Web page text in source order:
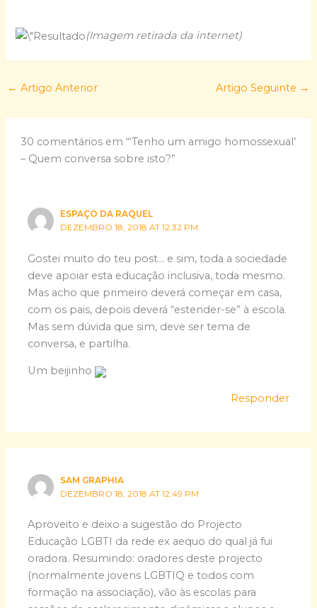
(Imagem retirada da internet)
← Artigo Anterior Artigo Seguinte →
30 comentários em “‘Tenho um amigo homossexual’
– Quem conversa sobre isto?”
ESPAÇO DA RAQUEL
DEZEMBRO 18, 2018 AT 12:32 PM
Gostei muito do teu post… e sim, toda a sociedade
deve apoiar esta educação inclusiva, toda mesmo.
Mas acho que primeiro deverá começar em casa,
com os pais, depois deverá “estender-se” à escola.
Mas sem dúvida que sim, deve ser tema de
conversa, e partilha.
Um beijinho
Responder
SAM GRAPHIA
DEZEMBRO 18, 2018 AT 12:49 PM
Aproveito e deixo a sugestão do Projecto
Educação LGBTI da rede ex aequo do qual já fui
oradora. Resumindo: oradores deste projecto
(normalmente jovens LGBTIQ e todos com
formação na associação), vão às escolas para